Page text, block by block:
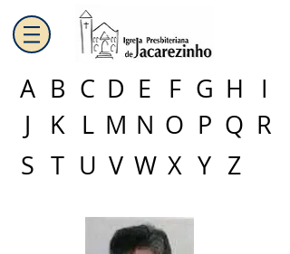
A B E
D
C F G H
I
J
K N
M
L O P Q R
S T V
U X
W Y Z